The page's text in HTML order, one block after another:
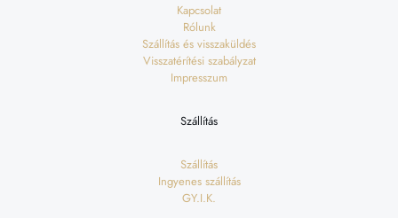
Kapcsolat
Rólunk
Szállítás és visszaküldés
Visszatérítési szabályzat
Impresszum
Szállítás
Szállítás
Ingyenes szállítás
GY.I.K.